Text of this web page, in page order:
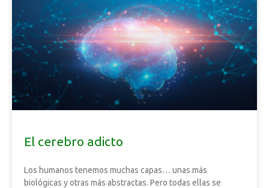
El cerebro adicto
Los humanos tenemos muchas capas… unas más
biológicas y otras más abstractas. Pero todas ellas se